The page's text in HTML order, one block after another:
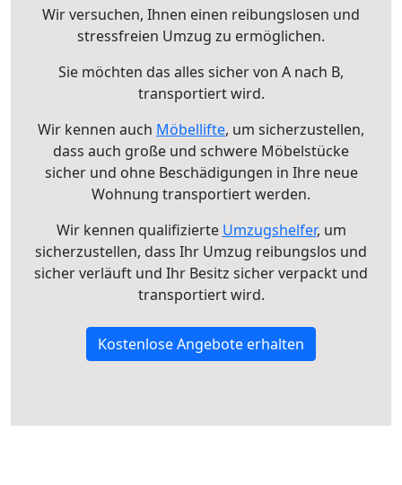
Wir versuchen, Ihnen einen reibungslosen und
stressfreien Umzug zu ermöglichen.
Sie möchten das alles sicher von A nach B,
transportiert wird.
Wir kennen auch Möbellifte, um sicherzustellen,
dass auch große und schwere Möbelstücke
sicher und ohne Beschädigungen in Ihre neue
Wohnung transportiert werden.
Wir kennen qualifizierte Umzugshelfer, um
sicherzustellen, dass Ihr Umzug reibungslos und
sicher verläuft und Ihr Besitz sicher verpackt und
transportiert wird.
Kostenlose Angebote erhalten